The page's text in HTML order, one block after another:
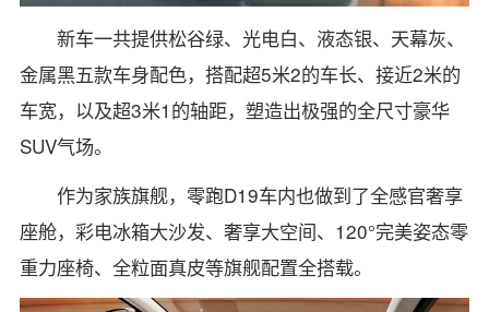
新车一共提供松谷绿、光电白、液态银、天幕灰、
金属黑五款车身配色，搭配超5米2的车长、接近2米的
车宽，以及超3米1的轴距，塑造出极强的全尺寸豪华
SUV气场。
作为家族旗舰，零跑D19车内也做到了全感官奢享
座舱，彩电冰箱大沙发、奢享大空间、120°完美姿态零
重力座椅、全粒面真皮等旗舰配置全搭载。